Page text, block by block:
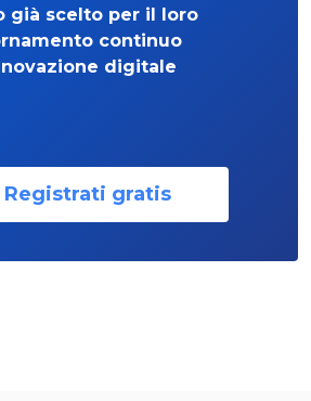
già scelto per il loro
continuo
digitale
Registrati gratis